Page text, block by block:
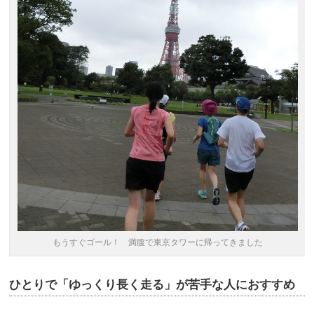
もうすぐゴール！ 満腹で東京タワーに帰ってきました
ひとりで「ゆっくり長く走る」が苦手な人におすすめ